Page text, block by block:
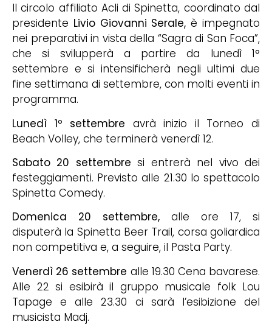
Il circolo affiliato Acli di Spinetta, coordinato dal
presidente Livio Giovanni Serale,è impegnato
nei preparativi in vista della “Sagra di San Foca”,
che si svilupperà a partire da lunedì 1°
settembre e si intensificherà negli ultimi due
fine settimana di settembre, con molti eventi in
programma.
Lunedì 1° settembre avrà inizio il Torneo di
Beach Volley, che terminerà venerdì 12.
Sabato 20 settembre si entrerà nel vivo dei
festeggiamenti. Previsto alle 21.30 lo spettacolo
Spinetta Comedy.
Domenica 20 settembre, alle ore 17, si
disputerà la Spinetta Beer Trail, corsa goliardica
non competitiva e, a seguire, il Pasta Party.
Venerdì 26 settembre alle 19.30 Cena bavarese.
Alle 22 si esibirà il gruppo musicale folk Lou
Tapage e alle 23.30 ci sarà l’esibizione del
musicista Madj.